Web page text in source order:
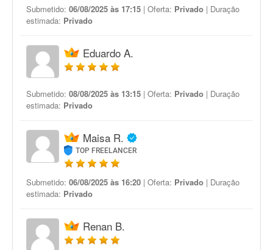
Submetido: 06/08/2025 às 17:15 | Oferta: Privado | Duração
estimada: Privado
Eduardo A.
Submetido: 08/08/2025 às 13:15 | Oferta: Privado | Duração
estimada: Privado
Maisa R.
TOP FREELANCER
Submetido: 06/08/2025 às 16:20 | Oferta: Privado | Duração
estimada: Privado
Renan B.